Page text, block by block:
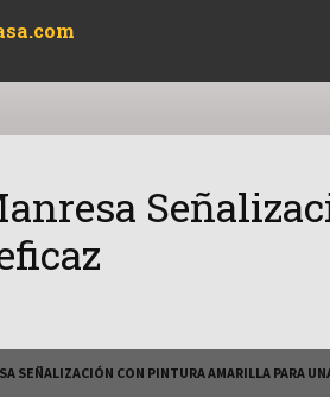
SEÑALIZACIÓN CON PINTURA AMARILLA PARA